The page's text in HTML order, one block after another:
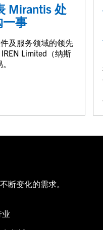
Mirantis 处
一事
及服务领域的领先
Limited（纳斯
断变化的需求。
业